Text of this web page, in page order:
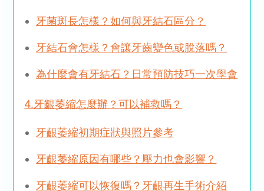
牙菌斑長怎樣？如何與牙結石區分？
牙結石會怎樣？會讓牙齒變色或脫落嗎？
為什麼會有牙結石？日常預防技巧一次學會
4.牙齦萎縮怎麼辦？可以補救嗎？
牙齦萎縮初期症狀與照片參考
牙齦萎縮原因有哪些？壓力也會影響？
牙齦萎縮可以恢復嗎？牙齦再生手術介紹